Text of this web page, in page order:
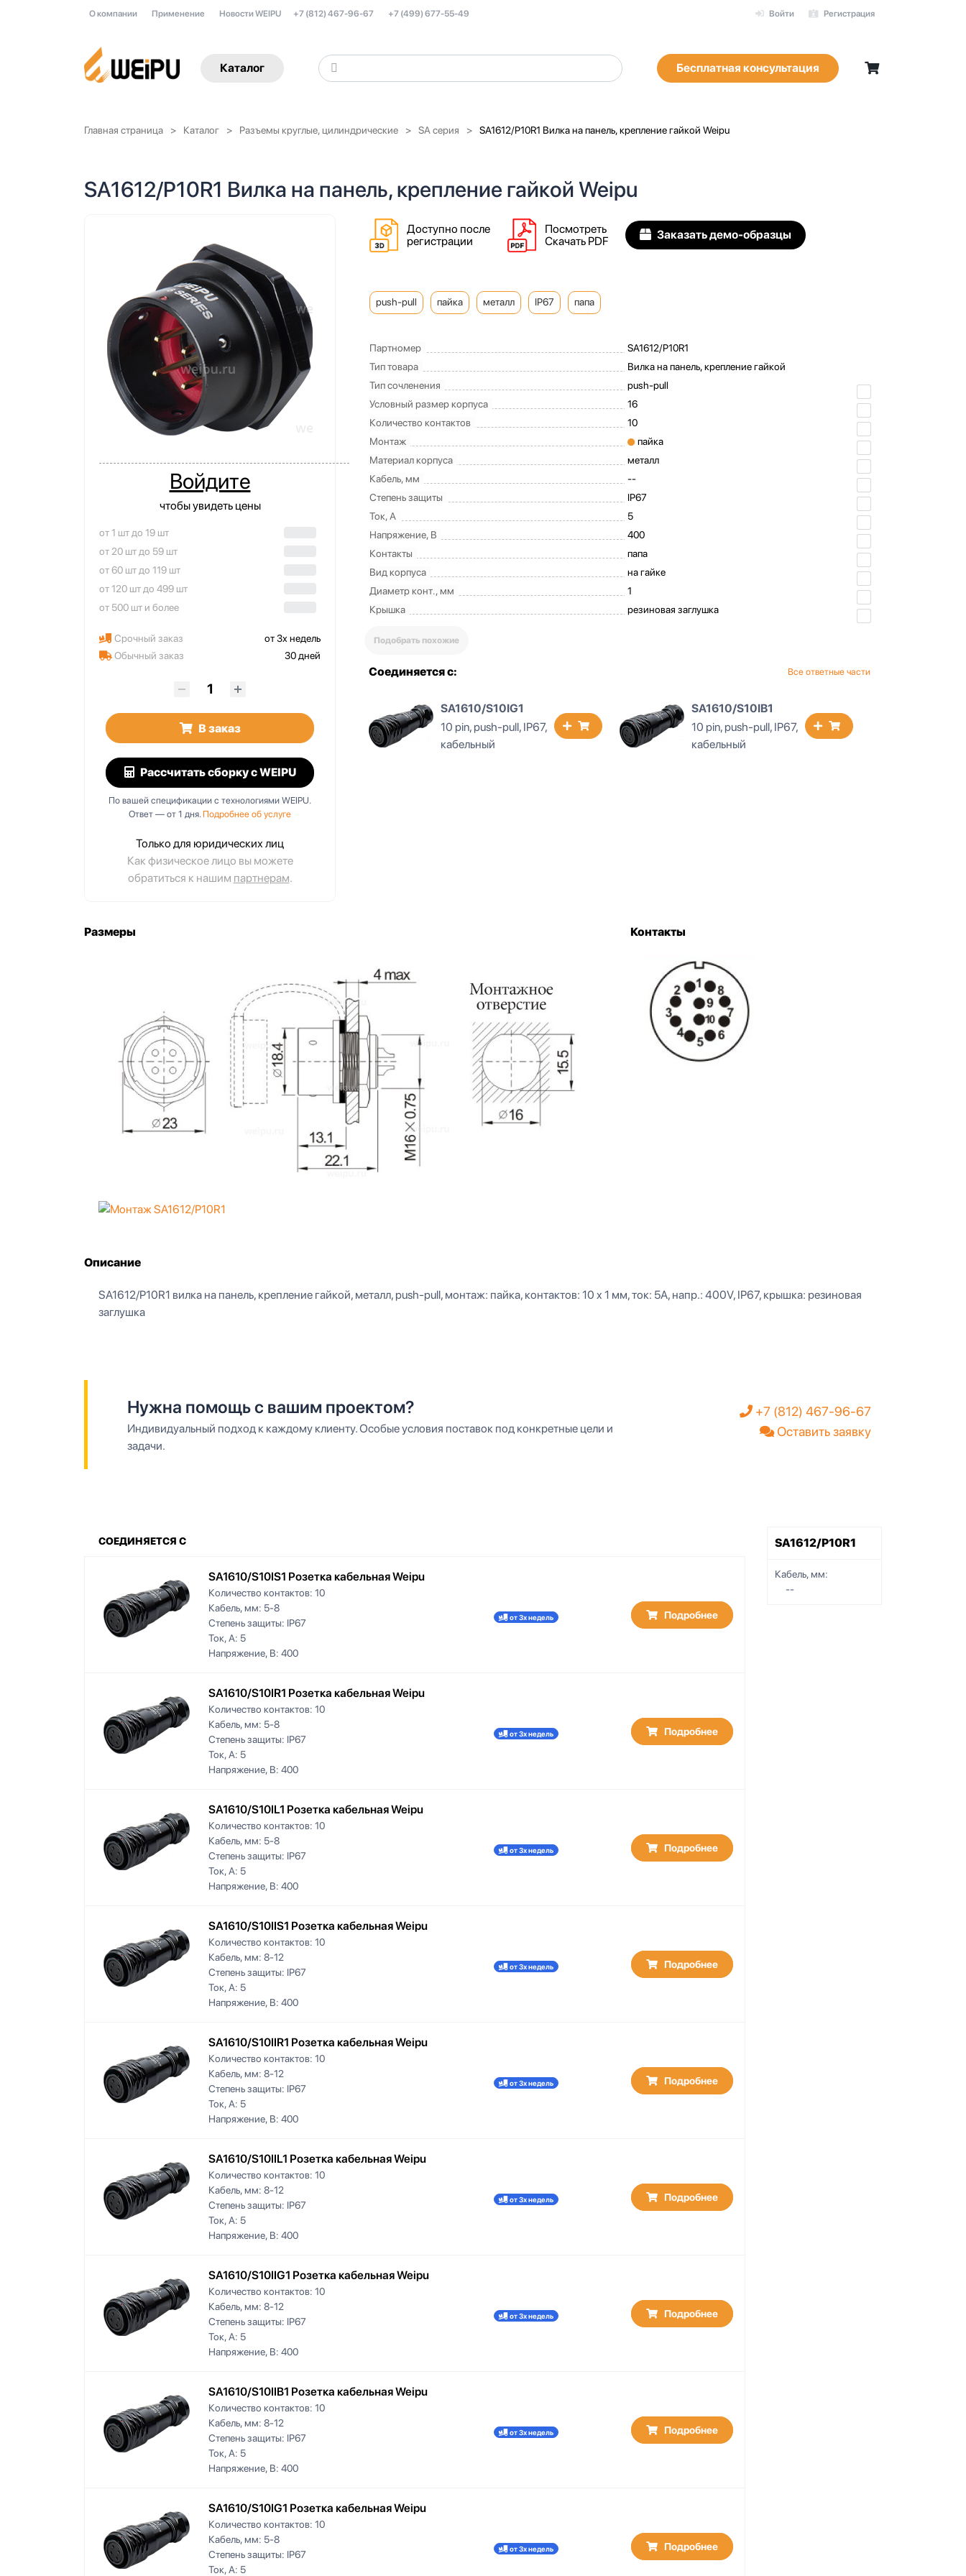
Войти Регистрация
О компании Применение Новости WEIPU +7 (812) 467-96-67 +7 (499) 677-55-49
Каталог Бесплатная консультация
Главная страница Каталог Разъемы круглые, цилиндрические SA серия SA1612/P10R1 Вилка на панель, крепление гайкой Weipu
SA1612/P10R1 Вилка на панель, крепление гайкой Weipu
Войдите
чтобы увидеть цены
от 1 шт до 19 шт
от 20 шт до 59 шт
от 60 шт до 119 шт
от 120 шт до 499 шт
от 500 шт и более
Срочный заказ
от 3х недель
Обычный заказ
30 дней
В заказ
Рассчитать сборкус WEIPU
По вашей спецификации с технологиями WEIPU.
Ответ — от 1 дня. Подробнее об услуге
Только для юридических лиц
Как физическое лицо вы можете
обратиться к нашим партнерам.
Доступно после
регистрации
Посмотреть
Скачать PDF
Заказать демо-образцы
push-pull пайка металл IP67 папа
Партномер
SA1612/P10R1
Тип товара
Вилка на панель, крепление гайкой
Тип сочленения
push-pull
Условный размер корпуса
16
Количество контактов
10
Монтаж
пайка
Материал корпуса
металл
Кабель, мм
--
Степень защиты
IP67
Ток, А
5
Напряжение, В
400
Контакты
папа
Вид корпуса
на гайке
Диаметр конт., мм
1
Крышка
резиновая заглушка
Подобрать похожие
Соединяется с: Все ответные части
10 pin, push-pull, IP67,
кабельный
SA1610/S10IB1
10 pin, push-pull, IP67,
кабельный
SA1610/S10IS1
10 pin, push-pull, IP67,
кабельный
Размеры Контакты
Описание
SA1612/P10R1 вилка на панель, крепление гайкой, металл, push-pull, монтаж: пайка, контактов: 10 x 1 мм, ток: 5А, напр.: 400V, IP67, крышка: резиновая
заглушка
Нужна помощь с вашим проектом?
Индивидуальный подход к каждому клиенту. Особые условия поставок под конкретные цели и
задачи.
+7 (812) 467-96-67
Оставить заявку
СОЕДИНЯЕТСЯ С
SA1610/S10IS1 Розетка кабельная Weipu
Количество контактов: 10
Кабель, мм: 5-8
Степень защиты: IP67
Ток, А: 5
Напряжение, В: 400
от 3х недель Подробнее
SA1610/S10IR1 Розетка кабельная Weipu
Количество контактов: 10
Кабель, мм: 5-8
Степень защиты: IP67
Ток, А: 5
Напряжение, В: 400
от 3х недель Подробнее
SA1610/S10IL1 Розетка кабельная Weipu
Количество контактов: 10
Кабель, мм: 5-8
Степень защиты: IP67
Ток, А: 5
Напряжение, В: 400
от 3х недель Подробнее
SA1610/S10IIS1 Розетка кабельная Weipu
Количество контактов: 10
Кабель, мм: 8-12
Степень защиты: IP67
Ток, А: 5
Напряжение, В: 400
от 3х недель Подробнее
SA1610/S10IIR1 Розетка кабельная Weipu
Количество контактов: 10
Кабель, мм: 8-12
Степень защиты: IP67
Ток, А: 5
Напряжение, В: 400
от 3х недель Подробнее
SA1610/S10IIL1 Розетка кабельная Weipu
Количество контактов: 10
Кабель, мм: 8-12
Степень защиты: IP67
Ток, А: 5
Напряжение, В: 400
от 3х недель Подробнее
SA1610/S10IIG1 Розетка кабельная Weipu
Количество контактов: 10
Кабель, мм: 8-12
Степень защиты: IP67
Ток, А: 5
Напряжение, В: 400
от 3х недель Подробнее
SA1610/S10IIB1 Розетка кабельная Weipu
Количество контактов: 10
Кабель, мм: 8-12
Степень защиты: IP67
Ток, А: 5
Напряжение, В: 400
от 3х недель Подробнее
SA1610/S10IG1 Розетка кабельная Weipu
Количество контактов: 10
Кабель, мм: 5-8
Степень защиты: IP67
Ток, А: 5
от 3х недель Подробнее
SA1612/P10R1
Кабель, мм:
--